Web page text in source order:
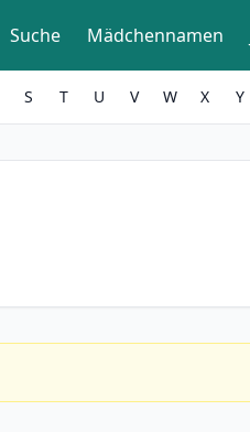
Suche Mädchennamen
S T U V W X Y